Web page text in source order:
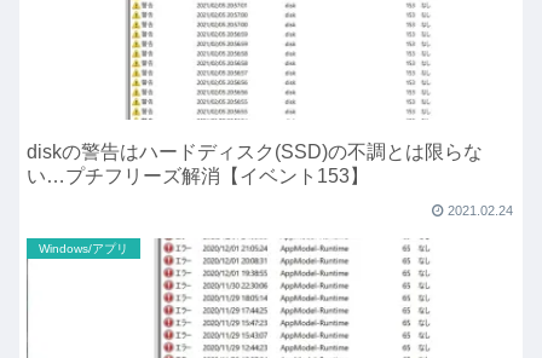
diskの警告はハードディスク(SSD)の不調とは限らな
い…プチフリーズ解消【イベント153】
2021.02.24
Windows/アプリ